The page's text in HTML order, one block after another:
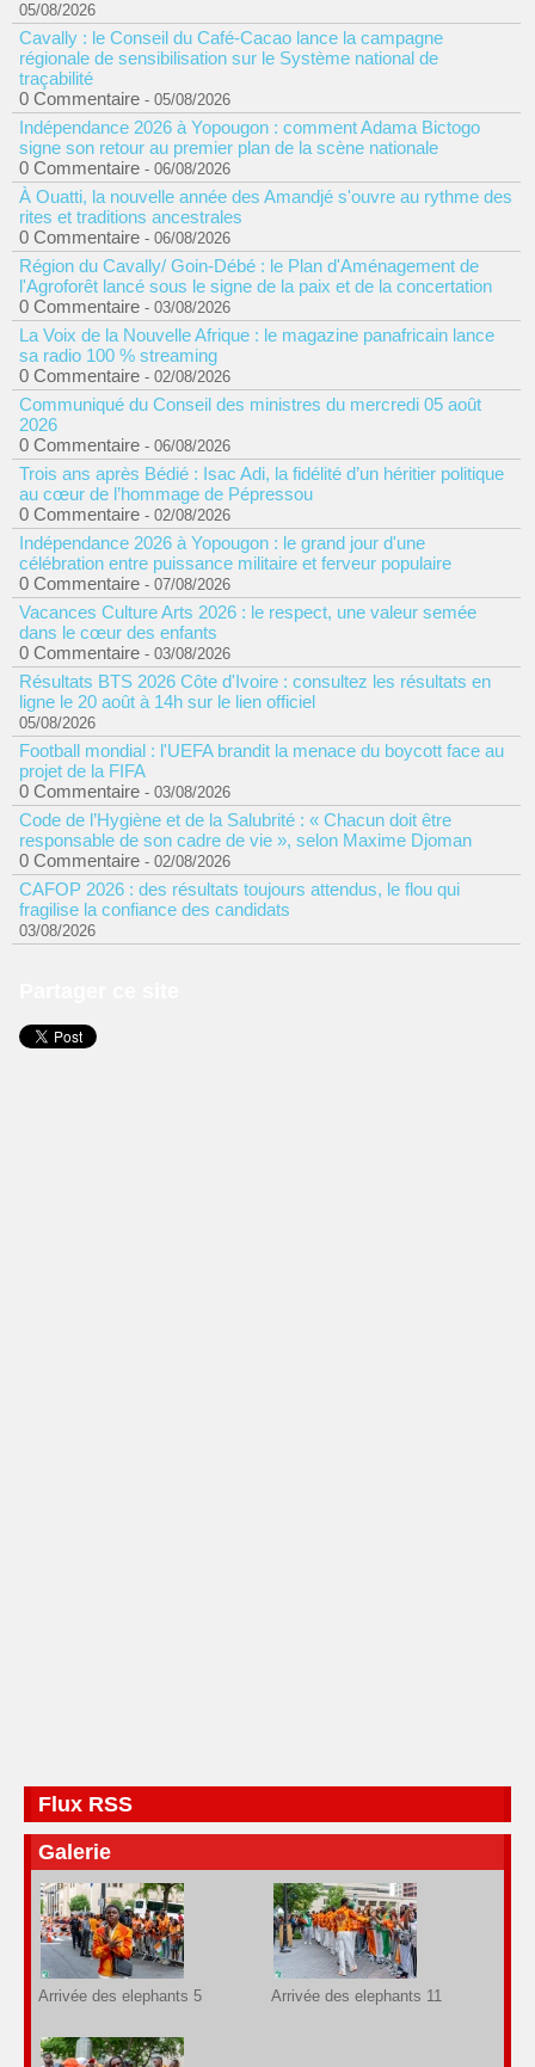
05/08/2026
Cavally : le Conseil du Café-Cacao lance la campagne
régionale de sensibilisation sur le Système national de
traçabilité
0 Commentaire - 05/08/2026
Indépendance 2026 à Yopougon : comment Adama Bictogo
signe son retour au premier plan de la scène nationale
0 Commentaire - 06/08/2026
À Ouatti, la nouvelle année des Amandjé s'ouvre au rythme des
rites et traditions ancestrales
0 Commentaire - 06/08/2026
Région du Cavally/ Goin-Débé : le Plan d'Aménagement de
l'Agroforêt lancé sous le signe de la paix et de la concertation
0 Commentaire - 03/08/2026
La Voix de la Nouvelle Afrique : le magazine panafricain lance
sa radio 100 % streaming
0 Commentaire - 02/08/2026
Communiqué du Conseil des ministres du mercredi 05 août
2026
0 Commentaire - 06/08/2026
Trois ans après Bédié : Isac Adi, la fidélité d’un héritier politique
au cœur de l’hommage de Pépressou
0 Commentaire - 02/08/2026
Indépendance 2026 à Yopougon : le grand jour d'une
célébration entre puissance militaire et ferveur populaire
0 Commentaire - 07/08/2026
Vacances Culture Arts 2026 : le respect, une valeur semée
dans le cœur des enfants
0 Commentaire - 03/08/2026
Résultats BTS 2026 Côte d'Ivoire : consultez les résultats en
ligne le 20 août à 14h sur le lien officiel
05/08/2026
Football mondial : l'UEFA brandit la menace du boycott face au
projet de la FIFA
0 Commentaire - 03/08/2026
Code de l’Hygiène et de la Salubrité : « Chacun doit être
responsable de son cadre de vie », selon Maxime Djoman
0 Commentaire - 02/08/2026
CAFOP 2026 : des résultats toujours attendus, le flou qui
fragilise la confiance des candidats
03/08/2026
Flux RSS
Galerie
Arrivée des elephants 5 Arrivée des elephants 11